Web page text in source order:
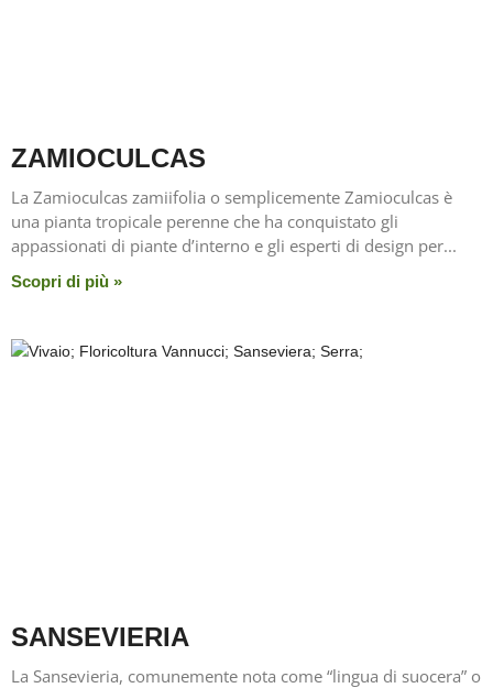
ZAMIOCULCAS
La Zamioculcas zamiifolia o semplicemente Zamioculcas è
una pianta tropicale perenne che ha conquistato gli
appassionati di piante d’interno e gli esperti di design per
Scopri di più »
SANSEVIERIA
La Sansevieria, comunemente nota come “lingua di suocera” o